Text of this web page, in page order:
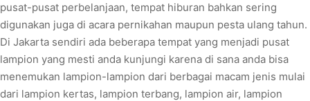
pusat-pusat perbelanjaan, tempat hiburan bahkan sering
digunakan juga di acara pernikahan maupun pesta ulang tahun.
Di Jakarta sendiri ada beberapa tempat yang menjadi pusat
lampion yang mesti anda kunjungi karena di sana anda bisa
menemukan lampion-lampion dari berbagai macam jenis mulai
dari lampion kertas, lampion terbang, lampion air, lampion